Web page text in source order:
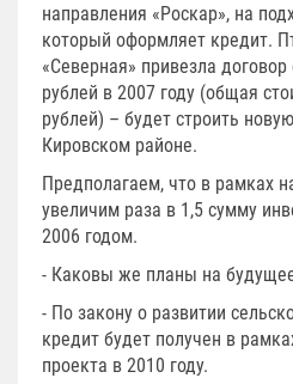
направления «Роскар», на
который оформляет кредит.
«Северная» привезла
рублей в 2007 году (общая
рублей) – будет строить
Кировском районе.
Предполагаем, что в рамках
увеличим раза в 1,5 сумму
2006 годом.
- Каковы же планы на
- По закону о развитии
кредит будет получен в
проекта в 2010 году.